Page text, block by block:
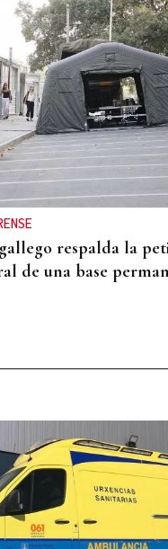
respalda la
de una base